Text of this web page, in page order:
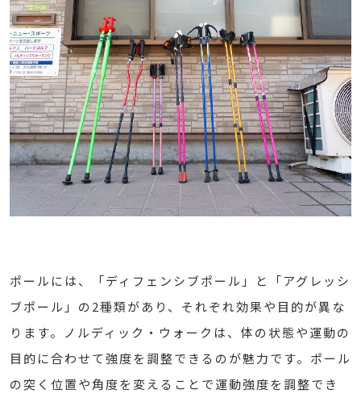
ポールには、「ディフェンシブポール」と「アグレッシ
ブポール」の2種類があり、それぞれ効果や目的が異な
ります。ノルディック・ウォークは、体の状態や運動の
目的に合わせて強度を調整できるのが魅力です。ポール
の突く位置や角度を変えることで運動強度を調整でき